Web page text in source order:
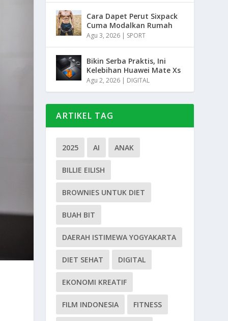
Cara Dapet Perut Sixpack
Cuma Modalkan Rumah
Agu 3, 2026 | SPORT
Bikin Serba Praktis, Ini
Kelebihan Huawei Mate Xs
Agu 2, 2026 | DIGITAL
ARTIKEL TAG
2025 AI ANAK
BILLIE EILISH
BROWNIES UNTUK DIET
BUAH BIT
DAERAH ISTIMEWA YOGYAKARTA
DIET SEHAT DIGITAL
EKONOMI KREATIF
FILM INDONESIA FITNESS